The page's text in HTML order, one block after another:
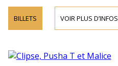
BILLETS VOIR PLUS D’INFOS